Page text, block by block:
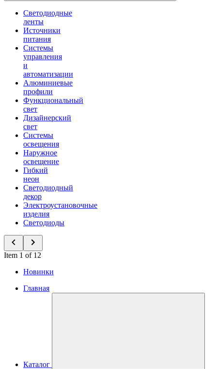
Светодиодные
ленты
Источники
питания
Системы
управления
и
автоматизации
Алюминиевые
профили
Функциональный
свет
Дизайнерский
свет
Системы
освещения
Наружное
освещение
Гибкий
неон
Светодиодный
декор
Электроустановочные
изделия
Светодиоды
Item 1 of 12
Новинки
Главная
Каталог